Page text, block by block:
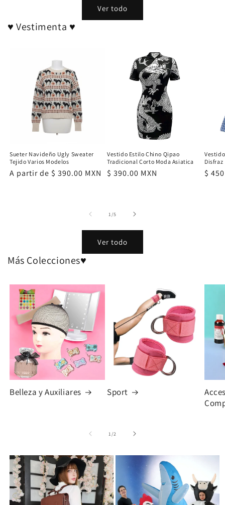
Ver todo
♥ Vestimenta ♥
Sueter Navideño Ugly Sweater
Tejido Varios Modelos
Precio
A partir de $ 390.00 MXN
Vestido Estilo Chino Qipao
Tradicional Corto Moda Asiatica
Precio
$ 390.00 MXN
Disfraz
$
1/de
5
Ver todo
Más Colecciones♥
Belleza y Auxiliares Sport
1/de2